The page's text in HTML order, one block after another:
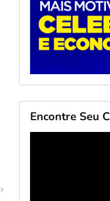
Encontre Seu